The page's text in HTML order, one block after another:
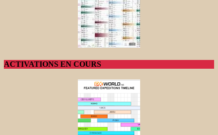
ACTIVATIONS EN COURS